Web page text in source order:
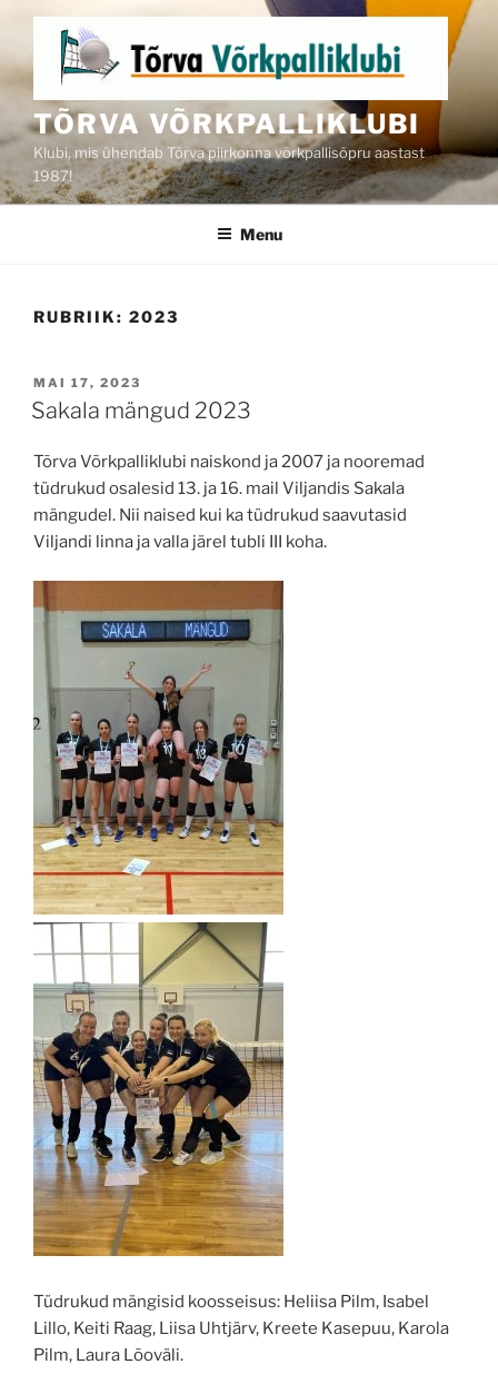
content
TÕRVA VÕRKPALLIKLUBI
Klubi, mis ühendab Tõrva piirkonna võrkpallisõpru aastast
1987!
Menu
RUBRIIK: 2023
POSTED
ON
MAI 17, 2023
Sakala mängud 2023
Tõrva Võrkpalliklubi naiskond ja 2007 ja nooremad
tüdrukud osalesid 13. ja 16. mail Viljandis Sakala
mängudel. Nii naised kui ka tüdrukud saavutasid
Viljandi linna ja valla järel tubli III koha.
Tüdrukud mängisid koosseisus: Heliisa Pilm, Isabel
Lillo, Keiti Raag, Liisa Uhtjärv, Kreete Kasepuu, Karola
Pilm, Laura Lõoväli.